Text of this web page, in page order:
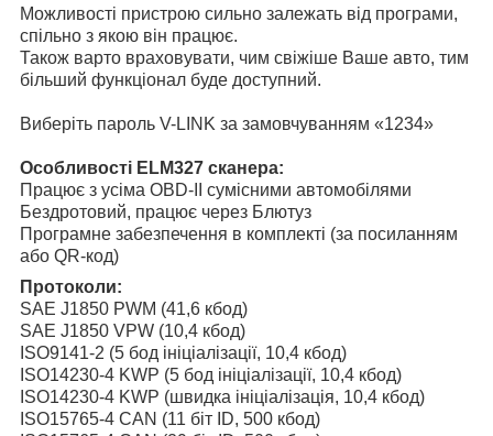
Можливості пристрою сильно залежать від програми,
спільно з якою він працює.
Також варто враховувати, чим свіжіше Ваше авто, тим
більший функціонал буде доступний.
Виберіть пароль V-LINK за замовчуванням «1234»
Особливості ELM327 сканера:
Працює з усіма OBD-II сумісними автомобілями
Бездротовий, працює через Блютуз
Програмне забезпечення в комплекті (за посиланням
або QR-код)
Протоколи:
SAE J1850 PWM (41,6 кбод)
SAE J1850 VPW (10,4 кбод)
ISO9141-2 (5 бод ініціалізації, 10,4 кбод)
ISO14230-4 KWP (5 бод ініціалізації, 10,4 кбод)
ISO14230-4 KWP (швидка ініціалізація, 10,4 кбод)
ISO15765-4 CAN (11 біт ID, 500 кбод)